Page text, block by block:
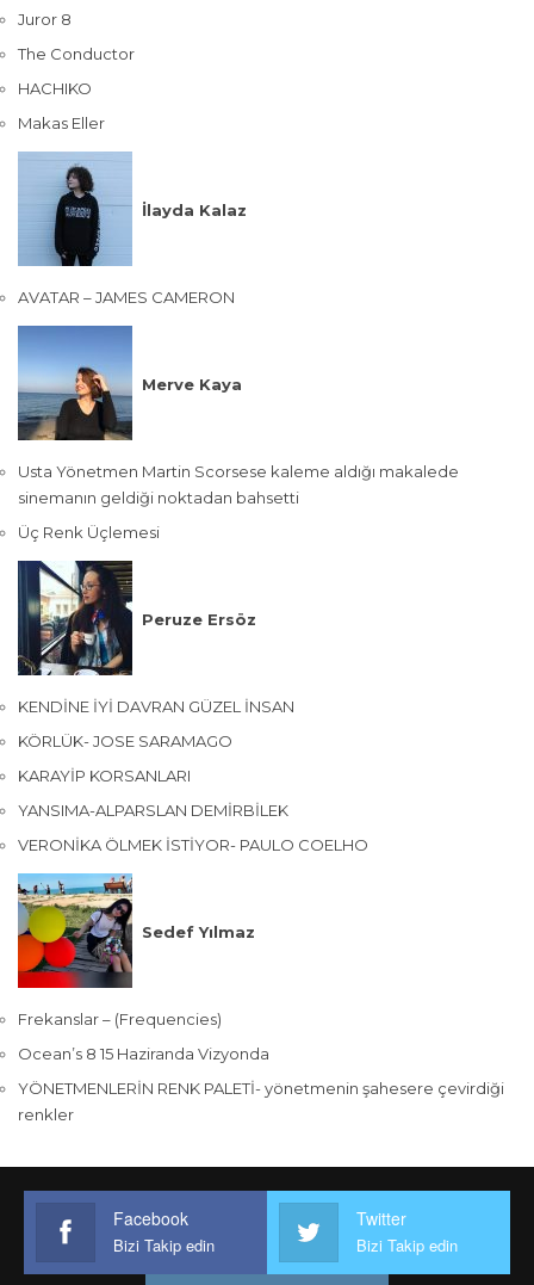
Juror 8
The Conductor
HACHIKO
Makas Eller
İlayda Kalaz
AVATAR – JAMES CAMERON
Merve Kaya
Usta Yönetmen Martin Scorsese kaleme aldığı makalede
sinemanın geldiği noktadan bahsetti
Üç Renk Üçlemesi
Peruze Ersöz
KENDİNE İYİ DAVRAN GÜZEL İNSAN
KÖRLÜK- JOSE SARAMAGO
KARAYİP KORSANLARI
YANSIMA-ALPARSLAN DEMİRBİLEK
VERONİKA ÖLMEK İSTİYOR- PAULO COELHO
Sedef Yılmaz
Frekanslar – (Frequencies)
Ocean’s 8 15 Haziranda Vizyonda
YÖNETMENLERİN RENK PALETİ- yönetmenin şahesere çevirdiği
renkler
Facebook
Bizi Takip edin
Twitter
Bizi Takip edin